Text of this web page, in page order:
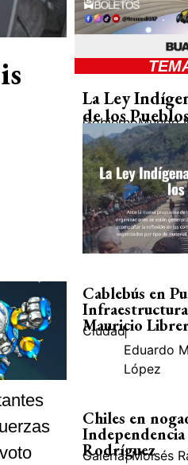
La Ley
de los Pueblos
GobiernoMundo
Cablebús en
Mauricio
Ciudad|
Eduardo
López
Chiles en
Rodríguez
Galería| Moisés